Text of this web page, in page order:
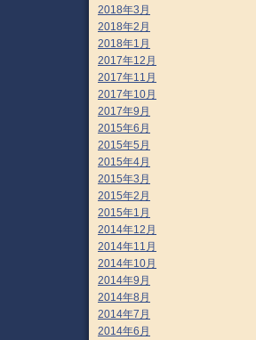
2018年3月
2018年2月
2018年1月
2017年12月
2017年11月
2017年10月
2017年9月
2015年6月
2015年5月
2015年4月
2015年3月
2015年2月
2015年1月
2014年12月
2014年11月
2014年10月
2014年9月
2014年8月
2014年7月
2014年6月